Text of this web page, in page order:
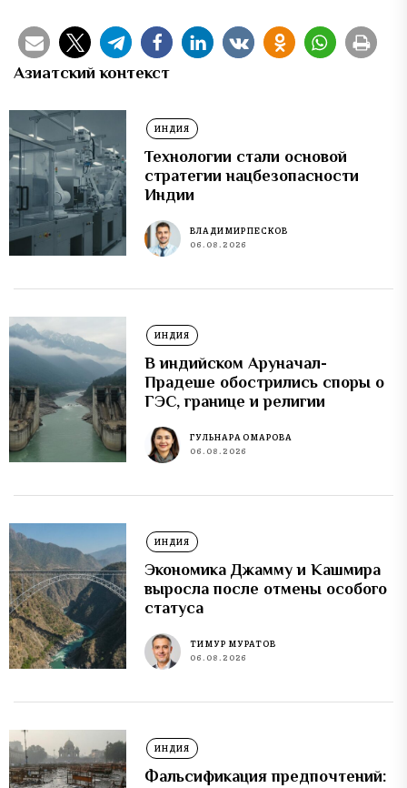
Азиатский контекст
ИНДИЯ
Технологии стали основой
стратегии нацбезопасности
Индии
ВЛАДИМИР ПЕСКОВ
06.08.2026
ИНДИЯ
В индийском Аруначал-
Прадеше обострились споры о
ГЭС, границе и религии
ГУЛЬНАРА ОМАРОВА
06.08.2026
ИНДИЯ
Экономика Джамму и Кашмира
выросла после отмены особого
статуса
ТИМУР МУРАТОВ
06.08.2026
ИНДИЯ
Фальсификация предпочтений: